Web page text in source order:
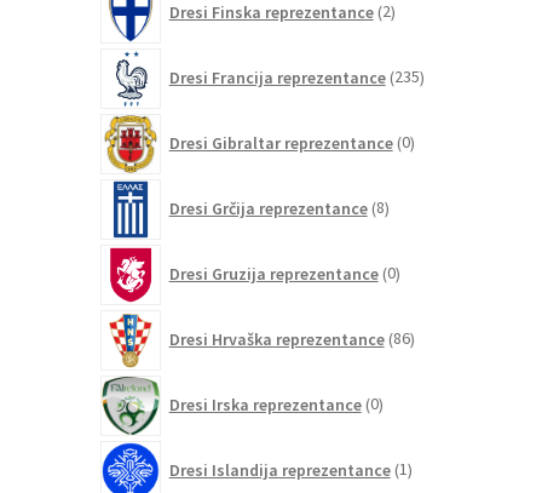
Dresi Finska reprezentance 2izdelka
Dresi Francija reprezentance 235izdelkov
Dresi Gibraltar reprezentance 0izdelkov
Dresi Grčija reprezentance 8izdelkov
Dresi Gruzija reprezentance 0izdelkov
Dresi Hrvaška reprezentance 86izdelkov
Dresi Irska reprezentance 0izdelkov
Dresi Islandija reprezentance 1izdelek